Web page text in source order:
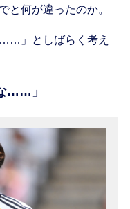
と何が違ったのか。
」としばらく考え
……」